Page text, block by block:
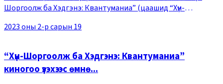
Шоргоолж ба Хэдгэнэ: Квантуманиа” (цаашид “Хүн-
3” нээлтээ хийх гэж байна. 2023 оны 02-р сар
2023 оны 2-р сарын 19
“Хүн-Шоргоолж ба Хэдгэнэ: Квантуманиа”
киногоо үзэхээс өмнө...